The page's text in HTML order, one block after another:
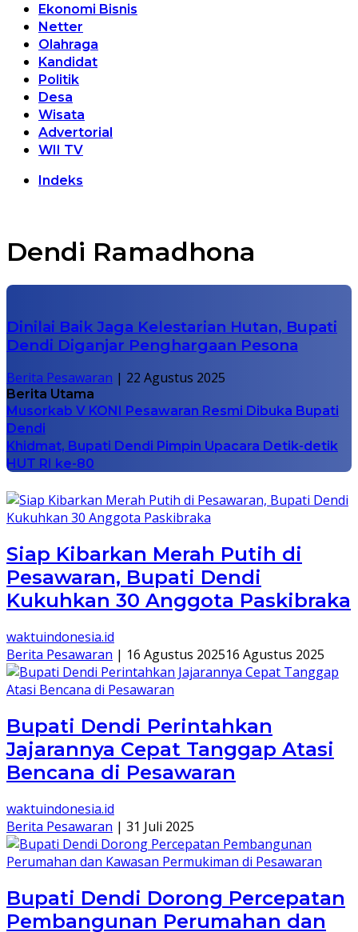
Ekonomi Bisnis
Netter
Olahraga
Kandidat
Politik
Desa
Wisata
Advertorial
WII TV
Indeks
Dendi Ramadhona
Dinilai Baik Jaga Kelestarian Hutan, Bupati
Dendi Diganjar Penghargaan Pesona
Berita Pesawaran | 22 Agustus 2025
Berita Utama
Musorkab V KONI Pesawaran Resmi Dibuka Bupati
Dendi
Khidmat, Bupati Dendi Pimpin Upacara Detik-detik
HUT RI ke-80
Siap Kibarkan Merah Putih di
Pesawaran, Bupati Dendi
Kukuhkan 30 Anggota Paskibraka
waktuindonesia.id
Berita Pesawaran | 16 Agustus 202516 Agustus 2025
Bupati Dendi Perintahkan
Jajarannya Cepat Tanggap Atasi
Bencana di Pesawaran
waktuindonesia.id
Berita Pesawaran | 31 Juli 2025
Bupati Dendi Dorong Percepatan
Pembangunan Perumahan dan